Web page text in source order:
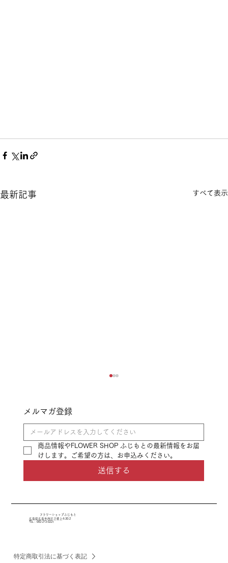
最新記事 すべて表示
クリスマスリースイベント
フラワーショップふじもと
広島県広島市西区己斐上4-30-2
TEL： 082-273-0221
特定商取引法に基づく表記
メルマガ登録
商品情報やFLOWER SHOP ふじもとの最新情報をお届
けします。ご希望の方は、お申込みください。
送信する